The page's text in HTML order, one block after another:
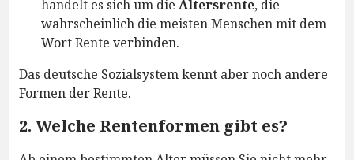
handelt es sich um die Altersrente, die
wahrscheinlich die meisten Menschen mit dem
Wort Rente verbinden.
Das deutsche Sozialsystem kennt aber noch andere
Formen der Rente.
2. Welche Rentenformen gibt es?